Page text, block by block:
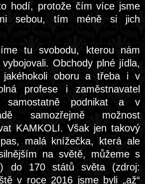
hodí, protože čím více jsme
sebou, tím méně si jich
tu svobodu, kterou nám
Obchody plné jídla,
jakéhokoli oboru a třeba i v
profese i zaměstnavatel
samostatně podnikat a v
samozřejmě možnost
KAMKOLI. Však jen takový
malá knížečka, která ale
na světě, můžeme s
do 170 států světa (zdroj:
v roce 2016 jsme byli „až“